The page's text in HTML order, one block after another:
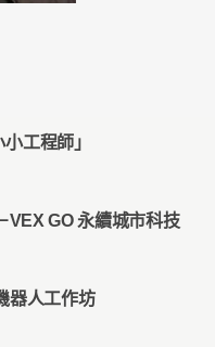
工程師」
VEX GO 永續城市科技
器人工作坊